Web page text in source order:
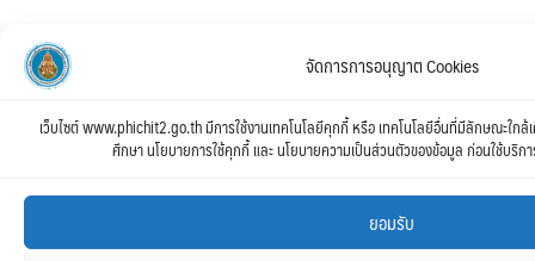
จัดการการอนุญาต Cookies
เว็บไซต์ www.phichit2.go.th มีการใช้งานเทคโนโลยีคุกกี้ หรือ เทคโนโลยีอื่นที่มีลักษณะใกล้
ศึกษา นโยบายการใช้คุกกี้ และ นโยบายความเป็นส่วนตัวของข้อมูล ก่อนใช้บริก
ยอมรับ